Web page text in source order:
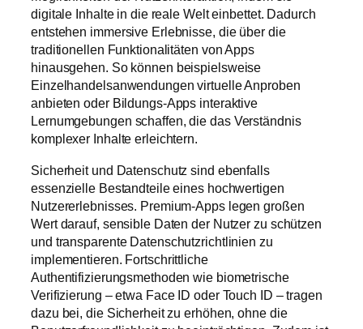
digitale Inhalte in die reale Welt einbettet. Dadurch
entstehen immersive Erlebnisse, die über die
traditionellen Funktionalitäten von Apps
hinausgehen. So können beispielsweise
Einzelhandelsanwendungen virtuelle Anproben
anbieten oder Bildungs-Apps interaktive
Lernumgebungen schaffen, die das Verständnis
komplexer Inhalte erleichtern.
Sicherheit und Datenschutz sind ebenfalls
essenzielle Bestandteile eines hochwertigen
Nutzererlebnisses. Premium-Apps legen großen
Wert darauf, sensible Daten der Nutzer zu schützen
und transparente Datenschutzrichtlinien zu
implementieren. Fortschrittliche
Authentifizierungsmethoden wie biometrische
Verifizierung – etwa Face ID oder Touch ID – tragen
dazu bei, die Sicherheit zu erhöhen, ohne die